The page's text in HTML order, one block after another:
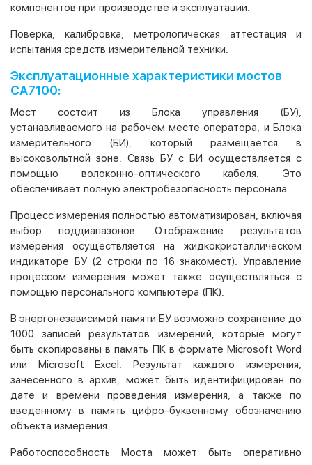
компонентов при производстве и эксплуатации.
Поверка, калибровка, метрологическая аттестация и
испытания средств измерительной техники.
Эксплуатационные характеристики мостов
СА7100:
Мост состоит из Блока управления (БУ),
устанавливаемого на рабочем месте оператора, и Блока
измерительного (БИ), который размещается в
высоковольтной зоне. Связь БУ с БИ осуществляется с
помощью волоконно-оптического кабеля. Это
обеспечивает полную электробезопасность персонала.
Процесс измерения полностью автоматизирован, включая
выбор поддиапазонов. Отображение результатов
измерения осуществляется на жидкокристаллическом
индикаторе БУ (2 строки по 16 знакомест). Управление
процессом измерения может также осуществляться с
помощью персонального компьютера (ПК).
В энергонезависимой памяти БУ возможно сохранение до
1000 записей результатов измерений, которые могут
быть скопированы в память ПК в формате Microsoft Word
или Microsoft Excel. Результат каждого измерения,
занесенного в архив, может быть идентифицирован по
дате и времени проведения измерения, а также по
введенному в память цифро-буквенному обозначению
объекта измерения.
Работоспособность Моста может быть оперативно